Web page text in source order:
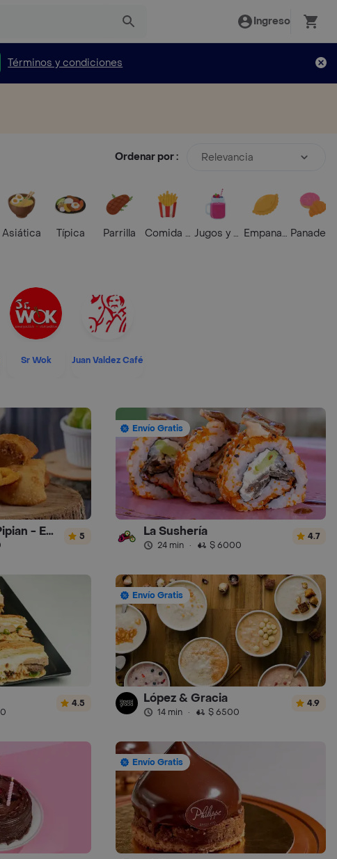
Ingreso
Términos y condiciones
Ordenar por : Relevancia
Asiática Típica Parrilla Comida RápidaJugos y BatidosEmpanadasPanadería
Sr Wok Juan Valdez Café
Empanaditas de Pipian - Empanadas 5
Envío Gratis
La Sushería
24 min · $ 6000
4.7
4.5
Envío Gratis
López & Gracia
14 min · $ 6500
4.9
Envío Gratis